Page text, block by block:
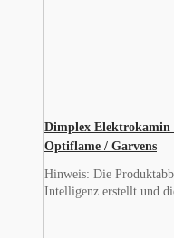
Dimplex Elektrokamin
Optiflame / Garvens
Hinweis: Die
Intelligenz erstellt und